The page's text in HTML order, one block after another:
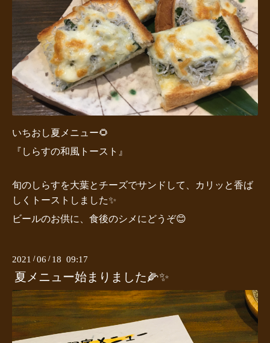
いちおし夏メニュー🌻
『しらすの和風トースト』
旬のしらすを大葉とチーズでサンドして、カリッと香ば
しくトーストしました✨
ビールのお供に、食後のシメにどうぞ😊
2021 /06 / 18 09:17
夏メニュー始まりました🌽✨